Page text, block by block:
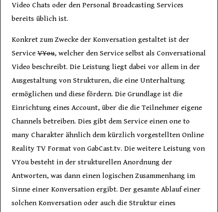
Video Chats oder den Personal Broadcasting Services
bereits üblich ist.
Konkret zum Zwecke der Konversation gestaltet ist der
Service VYou, welcher den Service selbst als Conversational
Video beschreibt. Die Leistung liegt dabei vor allem in der
Ausgestaltung von Strukturen, die eine Unterhaltung
ermöglichen und diese fördern. Die Grundlage ist die
Einrichtung eines Account, über die die Teilnehmer eigene
Channels betreiben. Dies gibt dem Service einen one to
many Charakter ähnlich dem kürzlich vorgestellten Online
Reality TV Format von GabCast.tv. Die weitere Leistung von
VYou besteht in der strukturellen Anordnung der
Antworten, was dann einen logischen Zusammenhang im
Sinne einer Konversation ergibt. Der gesamte Ablauf einer
solchen Konversation oder auch die Struktur eines